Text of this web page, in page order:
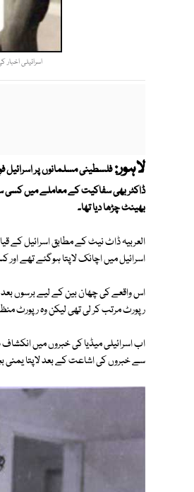
اسرائیلی
لاہور:فلسطینی مسلمانوں پر
بھینٹ چڑھا دیا تھا۔
اسرائیل میں اچانک لاپتا ہوگئے تھے اور
رپورٹ مرتب کر لی تھی لیکن وہ رپورٹ
اب اسرائیلی میڈیا کی خبروں میں
سے خبروں کی اشاعت کے بعد لاپتا یمنی